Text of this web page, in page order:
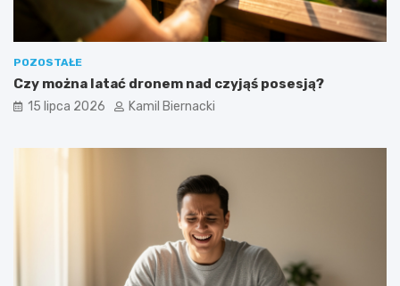
POZOSTAŁE
Czy można latać dronem nad czyjąś posesją?
15 lipca 2026 Kamil Biernacki